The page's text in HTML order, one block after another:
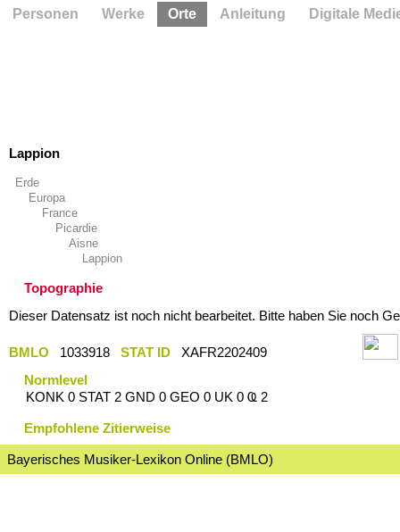
Lappion
Erde
Europa
France
Picardie
Aisne
Lappion
Topographie
Dieser Datensatz ist noch nicht bearbeitet. Bitte haben Sie noch
BMLO 1033918 STAT ID
XAFR2202409
Normlevel
KONK 0 STAT 2 GND 0 GEO 0 UK 0 Ҩ 2
Empfohlene Zitierweise
Bayerisches Musiker-Lexikon Online (BMLO)
Personen Werke Orte Anleitung Digitale